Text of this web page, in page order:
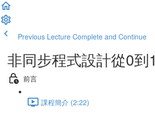
Previous Lecture Complete and Continue
非同步程式設計從0到1
前言
課程簡介 (2:22)